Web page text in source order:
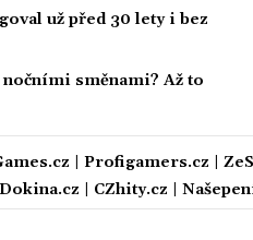
už před 30 lety i bez
směnami? Až to
Profigamers.cz
Dokina.cz CZhity.cz